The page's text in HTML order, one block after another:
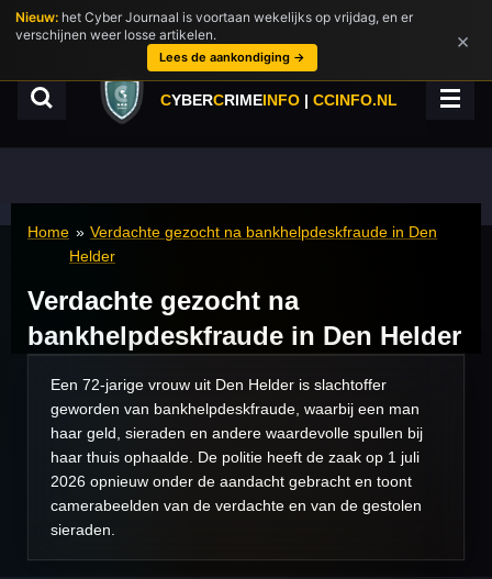
Ga
direct
hoofdinhoud
CYBERCRIMEINFO | CCINFO.NL
Home » Verdachte gezocht na bankhelpdeskfraude in Den
Helder
Verdachte gezocht na
bankhelpdeskfraude in Den Helder
Een 72-jarige vrouw uit Den Helder is slachtoffer
geworden van bankhelpdeskfraude, waarbij een man
haar geld, sieraden en andere waardevolle spullen bij
haar thuis ophaalde. De politie heeft de zaak op 1 juli
2026 opnieuw onder de aandacht gebracht en toont
camerabeelden van de verdachte en van de gestolen
sieraden.
Nieuw: het Cyber Journaal is voortaan wekelijks op vrijdag, en er
verschijnen weer losse artikelen.
Lees de aankondiging →
×